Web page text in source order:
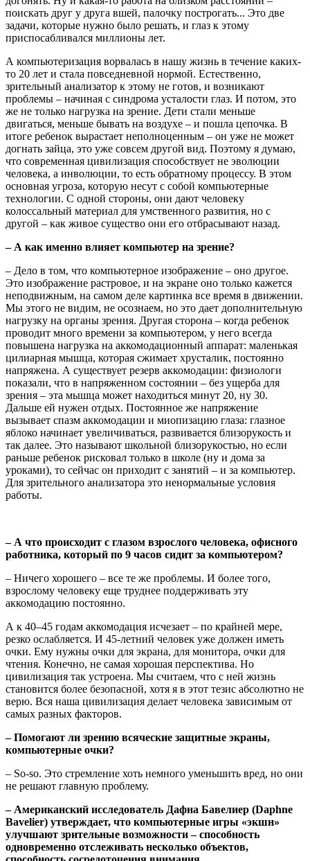
поискать друг у друга вшей, палочку построгать... Это две
задачи, которые нужно было решать, и глаз к этому
приспосабливался миллионы лет.
А компьютеризация ворвалась в нашу жизнь в течение каких-
то 20 лет и стала повседневной нормой. Естественно,
зрительный анализатор к этому не готов, и возникают
проблемы – начиная с синдрома усталости глаз. И потом, это
же не только нагрузка на зрение. Дети стали меньше
двигаться, меньше бывать на воздухе – и пошла цепочка. В
итоге ребенок вырастает неполноценным – он уже не может
догнать зайца, это уже совсем другой вид. Поэтому я думаю,
что современная цивилизация способствует не эволюции
человека, а инволюции, то есть обратному процессу. В этом
основная угроза, которую несут с собой компьютерные
технологии. С одной стороны, они дают человеку
колоссальный материал для умственного развития, но с
другой – как живое существо они его отбрасывают назад.
– А как именно влияет компьютер на зрение?
– Дело в том, что компьютерное изображение – оно другое.
Это изображение растровое, и на экране оно только кажется
неподвижным, на самом деле картинка все время в движении.
Мы этого не видим, не осознаем, но это дает дополнительную
нагрузку на органы зрения. Другая сторона – когда ребенок
проводит много времени за компьютером, у него всегда
повышена нагрузка на аккомодационный аппарат: маленькая
цилиарная мышца, которая сжимает хрусталик, постоянно
напряжена. А существует резерв аккомодации: физиологи
показали, что в напряженном состоянии – без ущерба для
зрения – эта мышца может находиться минут 20, ну 30.
Дальше ей нужен отдых. Постоянное же напряжение
вызывает спазм аккомодации и миопизацию глаза: глазное
яблоко начинает увеличиваться, развивается близорукость и
так далее. Это называют школьной близорукостью, но если
раньше ребенок рисковал только в школе (ну и дома за
уроками), то сейчас он приходит с занятий – и за компьютер.
Для зрительного анализатора это ненормальные условия
работы.
– А что происходит с глазом взрослого человека, офисного
работника, который по 9 часов сидит за компьютером?
– Ничего хорошего – все те же проблемы. И более того,
взрослому человеку еще труднее поддерживать эту
аккомодацию постоянно.
А к 40–45 годам аккомодация исчезает – по крайней мере,
резко ослабляется. И 45-летний человек уже должен иметь
очки. Ему нужны очки для экрана, для монитора, очки для
чтения. Конечно, не самая хорошая перспектива. Но
цивилизация так устроена. Мы считаем, что с ней жизнь
становится более безопасной, хотя я в этот тезис абсолютно не
верю. Вся наша цивилизация делает человека зависимым от
самых разных факторов.
– Помогают ли зрению всяческие защитные экраны,
компьютерные очки?
– So-so. Это стремление хоть немного уменьшить вред, но они
не решают главную проблему.
– Американский исследователь Дафна Бавелиер (Daphne
Bavelier) утверждает, что компьютерные игры «экшн»
улучшают зрительные возможности – способность
одновременно отслеживать несколько объектов,